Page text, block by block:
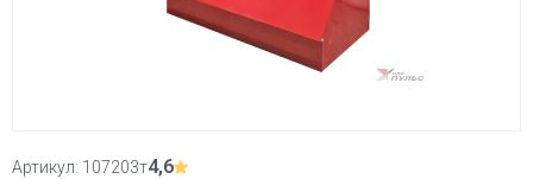
Артикул: 107203т4,6